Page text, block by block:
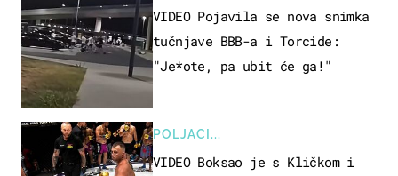
VIDEO Pojavila se nova snimka
tučnjave BBB-a i Torcide:
"Je*ote, pa ubit će ga!"
POLJACI...
VIDEO Boksao je s Kličkom i